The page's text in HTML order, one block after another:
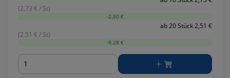
(2.73 € / St)
-2,50 €
ab 20 Stück 2,51 €
(2.51 € / St)
-9,28 €
Menge